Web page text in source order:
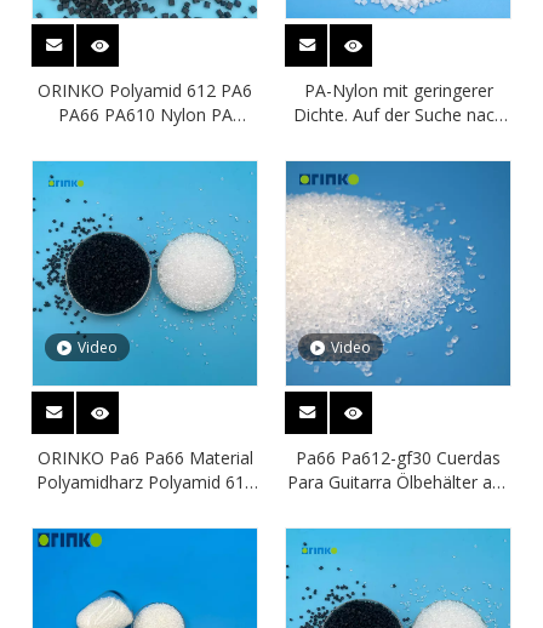
ORINKO Polyamid 612 PA6
PA66 PA610 Nylon PA
PA-Nylon mit geringerer
Dichte. Auf der Suche nach
Video
ORINKO Pa6 Pa66 Material
Polyamidharz Polyamid 612
Video
Pa66 Pa612-gf30 Cuerdas
Para Guitarra Ölbehälter aus